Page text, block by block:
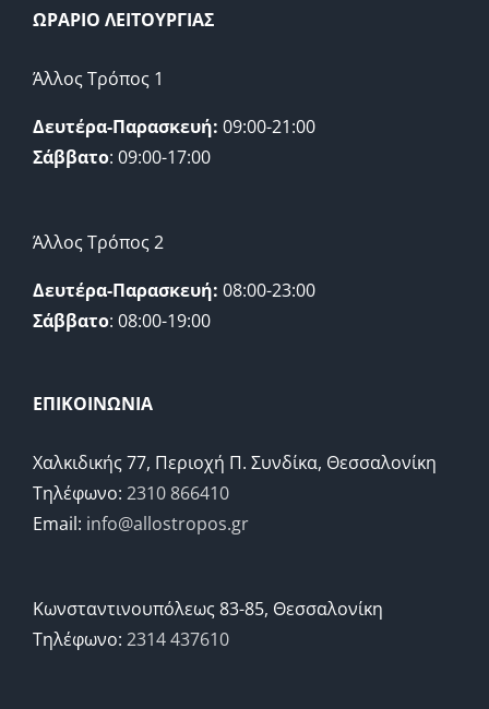
ΩΡΑΡΙΟ ΛΕΙΤΟΥΡΓΙΑΣ
Άλλος Τρόπος 1
Δευτέρα-Παρασκευή: 09:00-21:00
Σάββατο: 09:00-17:00
Άλλος Τρόπος 2
Δευτέρα-Παρασκευή: 08:00-23:00
Σάββατο: 08:00-19:00
ΕΠΙΚΟΙΝΩΝΙΑ
Χαλκιδικής 77, Περιοχή Π. Συνδίκα, Θεσσαλονίκη
Τηλέφωνο: 2310 866410
Email: info@allostropos.gr
Κωνσταντινουπόλεως 83-85, Θεσσαλονίκη
Τηλέφωνο: 2314 437610